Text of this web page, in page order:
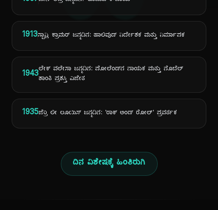
1913ಸ್ಟಾನ್ಲಿ ಕ್ರಾಮರ್ ಜನ್ಮದಿನ: ಹಾಲಿವುಡ್ ನಿರ್ದೇಶಕ ಮತ್ತು ನಿರ್ಮಾಪಕ
1943ಲೇಕ್ ವಲೇಸಾ ಜನ್ಮದಿನ: ಪೋಲೆಂಡ್‌ನ ನಾಯಕ ಮತ್ತು ನೊಬೆಲ್
ಶಾಂತಿ ಪ್ರಶಸ್ತಿ ವಿಜೇತ
1935ಜೆರ್ರಿ ಲೀ ಲೂಯಿಸ್ ಜನ್ಮದಿನ: 'ರಾಕ್ ಅಂಡ್ ರೋಲ್' ಪ್ರವರ್ತಕ
ದಿನ ವಿಶೇಷಕ್ಕೆ ಹಿಂತಿರುಗಿ